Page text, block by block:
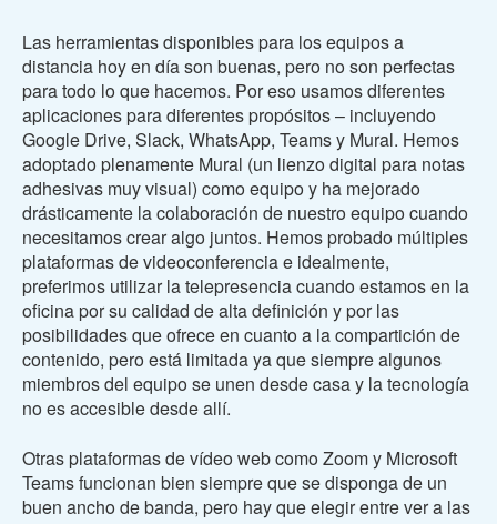
Las herramientas disponibles para los equipos a
distancia hoy en día son buenas, pero no son perfectas
para todo lo que hacemos. Por eso usamos diferentes
aplicaciones para diferentes propósitos – incluyendo
Google Drive, Slack, WhatsApp, Teams y Mural. Hemos
adoptado plenamente Mural (un lienzo digital para notas
adhesivas muy visual) como equipo y ha mejorado
drásticamente la colaboración de nuestro equipo cuando
necesitamos crear algo juntos. Hemos probado múltiples
plataformas de videoconferencia e idealmente,
preferimos utilizar la telepresencia cuando estamos en la
oficina por su calidad de alta definición y por las
posibilidades que ofrece en cuanto a la compartición de
contenido, pero está limitada ya que siempre algunos
miembros del equipo se unen desde casa y la tecnología
no es accesible desde allí.
Otras plataformas de vídeo web como Zoom y Microsoft
Teams funcionan bien siempre que se disponga de un
buen ancho de banda, pero hay que elegir entre ver a las